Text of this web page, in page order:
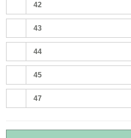
42
43
44
45
47